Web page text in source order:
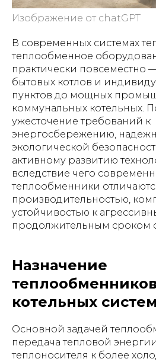
Изображение от chatGPT
В современных системах
теплообменное
практически повсеместно
бытовых котлов и
пунктов до мощных
коммунальных котельных.
ужесточение требований к
энергосбережению,
экологической
активному развитию
вследствие чего
теплообменники
производительностью,
устойчивостью к
продолжительным сроком
Назначение
котельных
Основной задачей
передача тепловой
теплоносителя к более